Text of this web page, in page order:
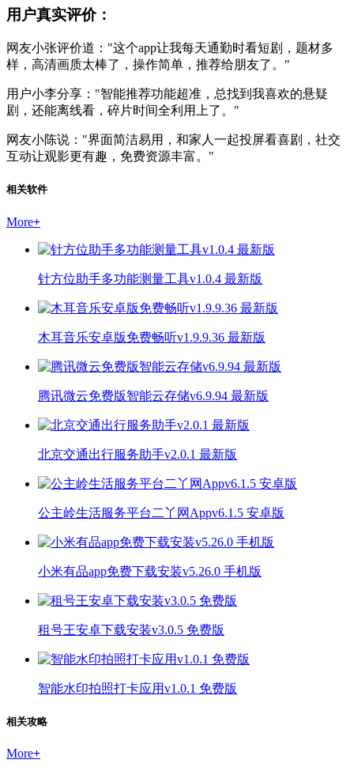
用户真实评价：
网友小张评价道："这个app让我每天通勤时看短剧，题材多
样，高清画质太棒了，操作简单，推荐给朋友了。"
用户小李分享："智能推荐功能超准，总找到我喜欢的悬疑
剧，还能离线看，碎片时间全利用上了。"
网友小陈说："界面简洁易用，和家人一起投屏看喜剧，社交
互动让观影更有趣，免费资源丰富。"
相关软件
More+
针方位助手多功能测量工具v1.0.4 最新版
木耳音乐安卓版免费畅听v1.9.9.36 最新版
腾讯微云免费版智能云存储v6.9.94 最新版
北京交通出行服务助手v2.0.1 最新版
公主岭生活服务平台二丫网Appv6.1.5 安卓版
小米有品app免费下载安装v5.26.0 手机版
租号王安卓下载安装v3.0.5 免费版
智能水印拍照打卡应用v1.0.1 免费版
相关攻略
More+